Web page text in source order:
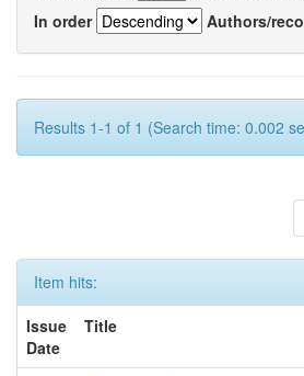
In order
Authors/
Results 1-1 of 1 (Search time: 0.002
Item hits:
Issue
Date
Title